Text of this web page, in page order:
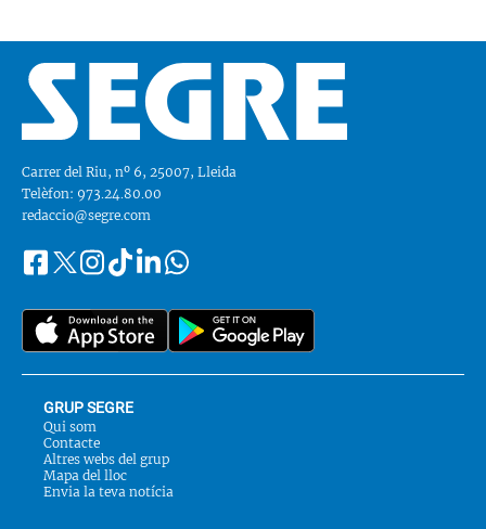
Carrer del Riu, nº 6, 25007, Lleida
Telèfon: 973.24.80.00
redaccio@segre.com
Segueix-
a::
FacebookInstagram
TiktokLinkedinWhatsapp
GRUP SEGRE
Qui som
Contacte
Altres webs del grup
Mapa del lloc
Envia la teva notícia